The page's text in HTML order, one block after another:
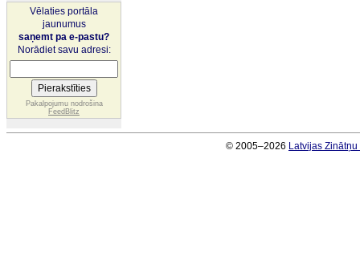
Vēlaties portāla
jaunumus
saņemt pa e-pastu?
Norādiet savu adresi:
Pakalpojumu nodrošina
FeedBlitz
© 2005–2026 Latvijas